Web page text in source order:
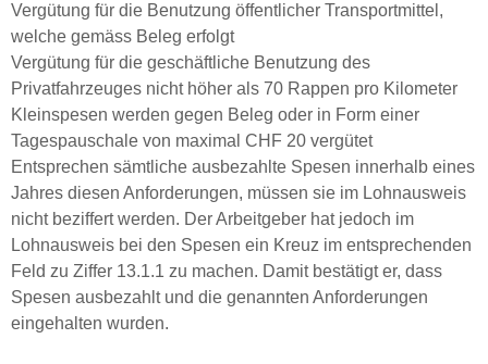
Vergütung für die Benutzung öffentlicher Transportmittel,
welche gemäss Beleg erfolgt
Vergütung für die geschäftliche Benutzung des
Privatfahrzeuges nicht höher als 70 Rappen pro Kilometer
Kleinspesen werden gegen Beleg oder in Form einer
Tagespauschale von maximal CHF 20 vergütet
Entsprechen sämtliche ausbezahlte Spesen innerhalb eines
Jahres diesen Anforderungen, müssen sie im Lohnausweis
nicht beziffert werden. Der Arbeitgeber hat jedoch im
Lohnausweis bei den Spesen ein Kreuz im entsprechenden
Feld zu Ziffer 13.1.1 zu machen. Damit bestätigt er, dass
Spesen ausbezahlt und die genannten Anforderungen
eingehalten wurden.